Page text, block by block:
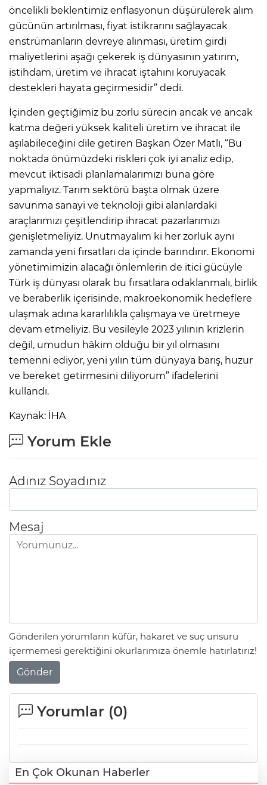
öncelikli beklentimiz enflasyonun düşürülerek alım
gücünün artırılması, fiyat istikrarını sağlayacak
enstrümanların devreye alınması, üretim girdi
maliyetlerini aşağı çekerek iş dünyasının yatırım,
istihdam, üretim ve ihracat iştahını koruyacak
destekleri hayata geçirmesidir” dedi.
İçinden geçtiğimiz bu zorlu sürecin ancak ve ancak
katma değeri yüksek kaliteli üretim ve ihracat ile
aşılabileceğini dile getiren Başkan Özer Matlı, “Bu
noktada önümüzdeki riskleri çok iyi analiz edip,
mevcut iktisadi planlamalarımızı buna göre
yapmalıyız. Tarım sektörü başta olmak üzere
savunma sanayi ve teknoloji gibi alanlardaki
araçlarımızı çeşitlendirip ihracat pazarlarımızı
genişletmeliyiz. Unutmayalım ki her zorluk aynı
zamanda yeni fırsatları da içinde barındırır. Ekonomi
yönetimimizin alacağı önlemlerin de itici gücüyle
Türk iş dünyası olarak bu fırsatlara odaklanmalı, birlik
ve beraberlik içerisinde, makroekonomik hedeflere
ulaşmak adına kararlılıkla çalışmaya ve üretmeye
devam etmeliyiz. Bu vesileyle 2023 yılının krizlerin
değil, umudun hâkim olduğu bir yıl olmasını
temenni ediyor, yeni yılın tüm dünyaya barış, huzur
ve bereket getirmesini diliyorum” ifadelerini
kullandı.
Kaynak: İHA
Yorum Ekle
Adınız Soyadınız
Mesaj
Gönderilen yorumların küfür, hakaret ve suç unsuru
içermemesi gerektiğini okurlarımıza önemle hatırlatırız!
Gönder
Yorumlar (0)
En Çok Okunan Haberler